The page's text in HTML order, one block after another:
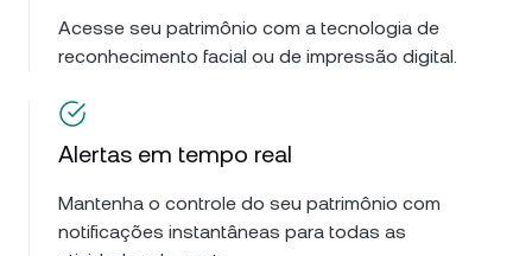
Acesse seu patrimônio com a tecnologia de
reconhecimento facial ou de impressão digital.
Alertas em tempo real
Mantenha o controle do seu patrimônio com
notificações instantâneas para todas as